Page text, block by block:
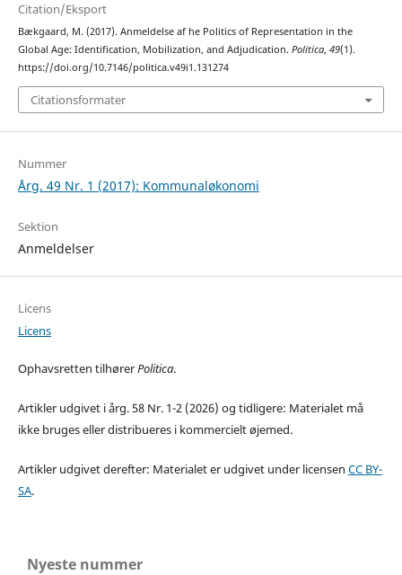
Citation/Eksport
Bækgaard, M. (2017). Anmeldelse af he Politics of Representation in the
Global Age: Identification, Mobilization, and Adjudication. Politica, 49(1).
https://doi.org/10.7146/politica.v49i1.131274
Citationsformater
Nummer
Årg. 49 Nr. 1 (2017): Kommunaløkonomi
Sektion
Anmeldelser
Licens
Licens
Ophavsretten tilhørerPolitica.
Artikler udgivet i årg. 58 Nr. 1-2 (2026) og tidligere: Materialet må
ikke bruges eller distribueres i kommercielt øjemed.
Artikler udgivet derefter: Materialet er udgivet under licensen CC BY-
SA.
Nyeste nummer